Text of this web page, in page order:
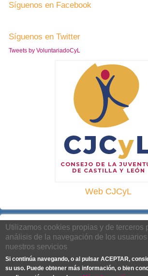
Síguenos en Facebook
Síguenos en Twitter
Tweets by VoluntariadoCyL
Web CJCyL
Utilizamos cookies propias y de terceros
análisis de la navegación de los
nuestros servicios
Si continúa navegando, o al pulsar ACEPTAR,
su uso. Puede obtener más información, o bien